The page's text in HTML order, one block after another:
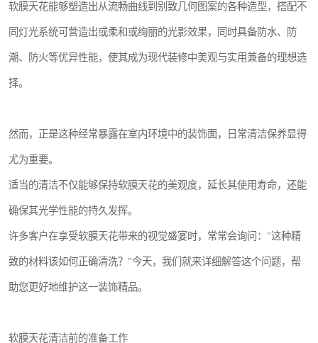
软膜天花能够塑造出从流畅曲线到别致几何图案的各种造型，搭配不
同灯光系统可营造出或柔和或绚丽的光影效果，同时具备防水、防
潮、防火等优异性能，使其成为现代装修中美观与实用兼备的理想选
择。
然而，正是这种经常暴露在室内环境中的装饰面，日常清洁保养显得
尤为重要。
适当的清洁不仅能够保持软膜天花的美观度，延长其使用寿命，还能
确保其光学性能的持久发挥。
许多客户在享受软膜天花带来的视觉盛宴时，常常会询问："这种精
致的材料该如何正确清洗？"今天，我们就来详细解答这个问题，帮
助您更好地维护这一装饰精品。
软膜天花清洁前的准备工作